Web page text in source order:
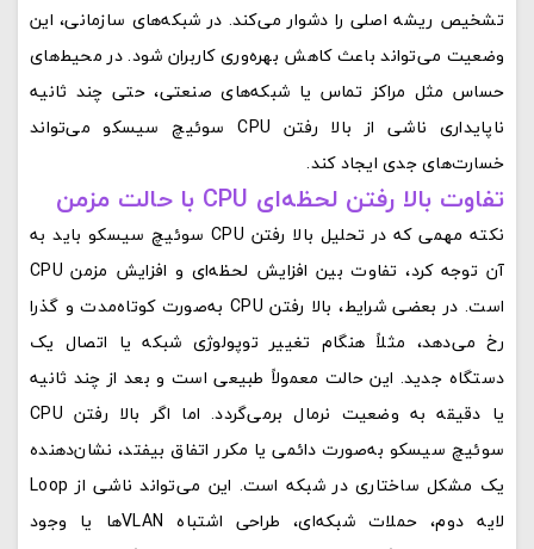
تشخیص ریشه اصلی را دشوار می‌کند. در شبکه‌های سازمانی، این
وضعیت می‌تواند باعث کاهش بهره‌وری کاربران شود. در محیط‌های
حساس مثل مراکز تماس یا شبکه‌های صنعتی، حتی چند ثانیه
ناپایداری ناشی از بالا رفتن CPU سوئیچ سیسکو می‌تواند
خسارت‌های جدی ایجاد کند.
تفاوت بالا رفتن لحظه‌ای CPU با حالت مزمن
نکته مهمی که در تحلیل بالا رفتن CPU سوئیچ سیسکو باید به
آن توجه کرد، تفاوت بین افزایش لحظه‌ای و افزایش مزمن CPU
است. در بعضی شرایط، بالا رفتن CPU به‌صورت کوتاه‌مدت و گذرا
رخ می‌دهد، مثلاً هنگام تغییر توپولوژی شبکه یا اتصال یک
دستگاه جدید. این حالت معمولاً طبیعی است و بعد از چند ثانیه
یا دقیقه به وضعیت نرمال برمی‌گردد. اما اگر بالا رفتن CPU
سوئیچ سیسکو به‌صورت دائمی یا مکرر اتفاق بیفتد، نشان‌دهنده
یک مشکل ساختاری در شبکه است. این می‌تواند ناشی از Loop
لایه دوم، حملات شبکه‌ای، طراحی اشتباه VLANها یا وجود